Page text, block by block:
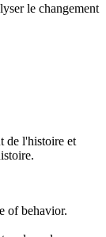
le changement
de l'histoire et
of behavior.